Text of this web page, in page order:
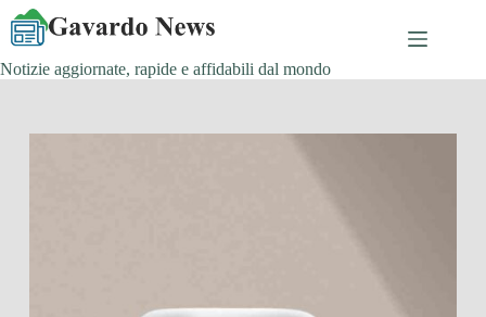
Salta
contenuto
Notizie aggiornate, rapide e affidabili dal mondo